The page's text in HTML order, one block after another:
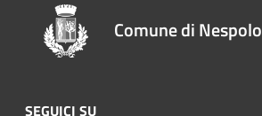
Comune di Nespolo
SEGUICI SU